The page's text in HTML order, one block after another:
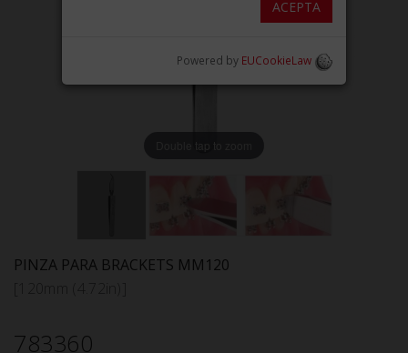
PINZA PARA BRACKETS MM120
783360
ACEPTA
Powered by EUCookieLaw